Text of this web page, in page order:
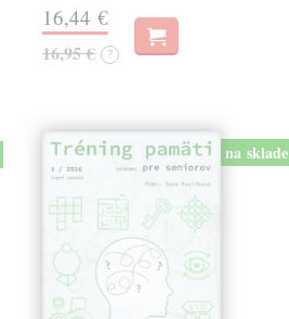
16,44 €
16,95 € ?
na sklade